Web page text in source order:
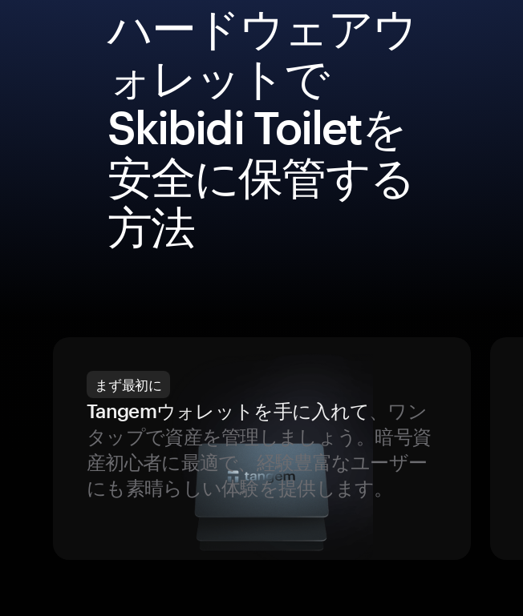
ハードウェアウ
ォレットで
Skibidi Toiletを
安全に保管する
方法
まず最初に
Tangemウォレットを手に入れて、ワン
タップで資産を管理しましょう。暗号資
産初心者に最適で、経験豊富なユーザー
にも素晴らしい体験を提供します。